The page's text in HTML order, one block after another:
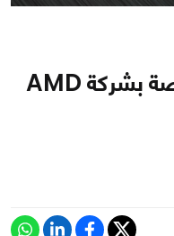
مستقبل المعالجات الخاصة بشركة AMD